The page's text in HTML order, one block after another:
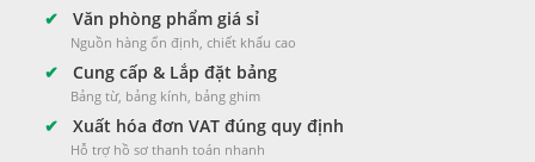
✔ Văn phòng phẩm giá sỉ
Nguồn hàng ổn định, chiết khấu cao
✔ Cung cấp & Lắp đặt bảng
Bảng từ, bảng kính, bảng ghim
✔ Xuất hóa đơn VAT đúng quy định
Hỗ trợ hồ sơ thanh toán nhanh